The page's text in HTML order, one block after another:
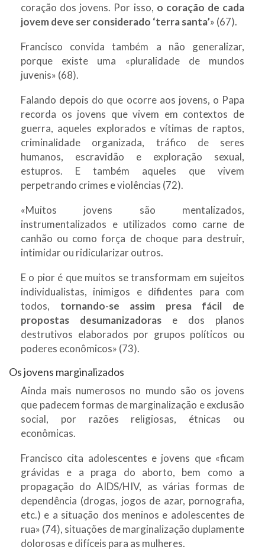
coração dos jovens. Por isso, o coração de cada
jovem deve ser considerado ‘terra santa’» (67).
Francisco convida também a não generalizar,
porque existe uma «pluralidade de mundos
juvenis» (68).
Falando depois do que ocorre aos jovens, o Papa
recorda os jovens que vivem em contextos de
guerra, aqueles explorados e vítimas de raptos,
criminalidade organizada, tráfico de seres
humanos, escravidão e exploração sexual,
estupros. E também aqueles que vivem
perpetrando crimes e violências (72).
«Muitos jovens são mentalizados,
instrumentalizados e utilizados como carne de
canhão ou como força de choque para destruir,
intimidar ou ridicularizar outros.
E o pior é que muitos se transformam em sujeitos
individualistas, inimigos e difidentes para com
todos, tornando-se assim presa fácil de
propostas desumanizadoras e dos planos
destrutivos elaborados por grupos políticos ou
poderes econômicos» (73).
Os jovens marginalizados
Ainda mais numerosos no mundo são os jovens
que padecem formas de marginalização e exclusão
social, por razões religiosas, étnicas ou
econômicas.
Francisco cita adolescentes e jovens que «ficam
grávidas e a praga do aborto, bem como a
propagação do AIDS/HIV, as várias formas de
dependência (drogas, jogos de azar, pornografia,
etc.) e a situação dos meninos e adolescentes de
rua» (74), situações de marginalização duplamente
dolorosas e difíceis para as mulheres.